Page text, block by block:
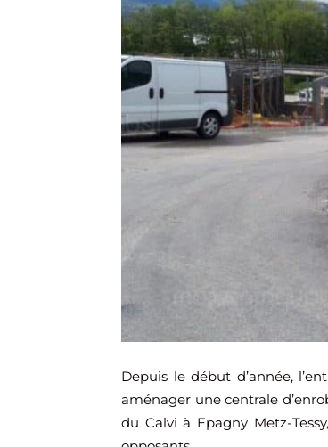
Depuis le début d’année,
aménager une centrale
du Calvi à Epagny Metz-